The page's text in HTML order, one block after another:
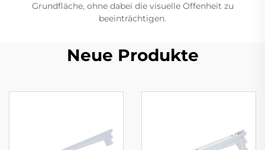
Grundfläche, ohne dabei die visuelle Offenheit zu
beeinträchtigen.
Neue Produkte